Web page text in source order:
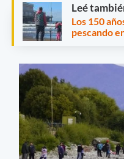
Leé
Los 150
pescando